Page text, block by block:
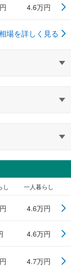
4.6万円
場を詳しく見る
し 一人暮らし
4.6万円
4.6万円
4.7万円